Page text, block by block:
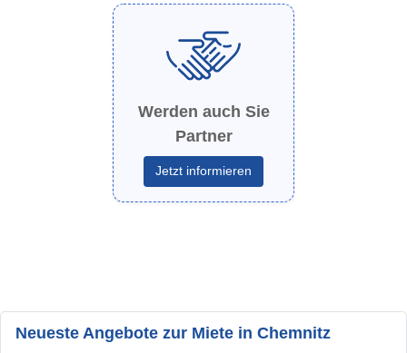
Werden auch Sie
Partner
Jetzt informieren
Neueste Angebote zur Miete in Chemnitz